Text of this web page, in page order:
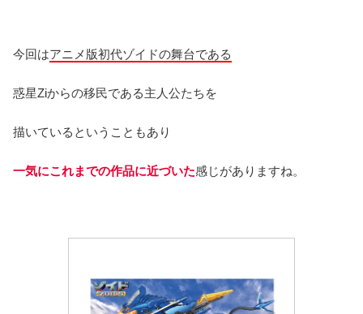
今回はアニメ版初代ゾイドの舞台である
惑星Ziからの移民である主人公たちを
描いているということもあり
一気にこれまでの作品に近づいた感じがありますね。